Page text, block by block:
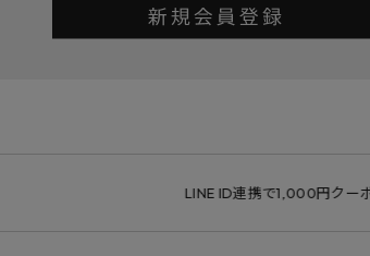
LINE ID連携で1,000円クーポン